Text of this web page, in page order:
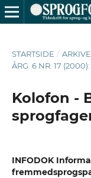
STARTSIDE /
ÅRG. 6 NR. 17
Kolofon -
INFODOK